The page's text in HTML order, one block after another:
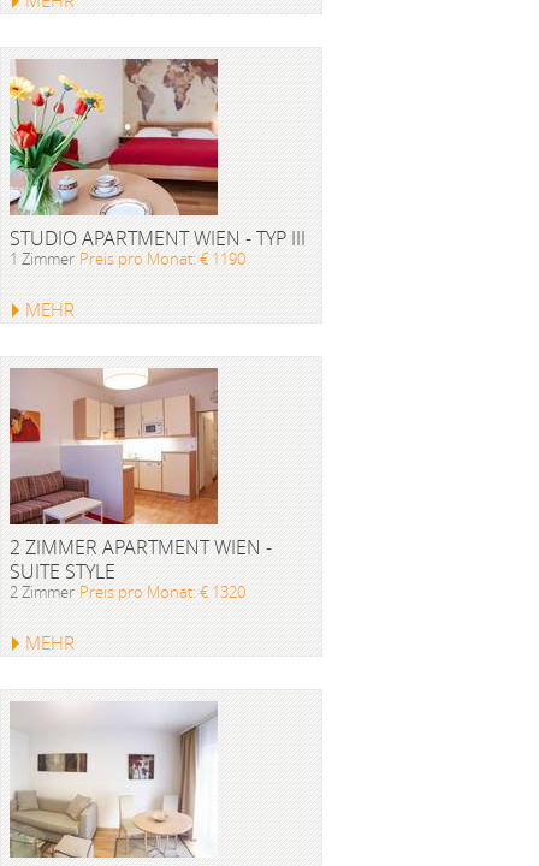
STUDIO APARTMENT WIEN - TYP III
1 Zimmer Preis pro Monat: € 1190
MEHR
2 ZIMMER APARTMENT WIEN -
SUITE STYLE
2 Zimmer Preis pro Monat: € 1320
MEHR